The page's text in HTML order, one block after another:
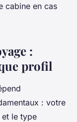
cabine en cas
:
profil
: votre
le type